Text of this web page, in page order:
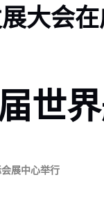
大会
世
展中心举行